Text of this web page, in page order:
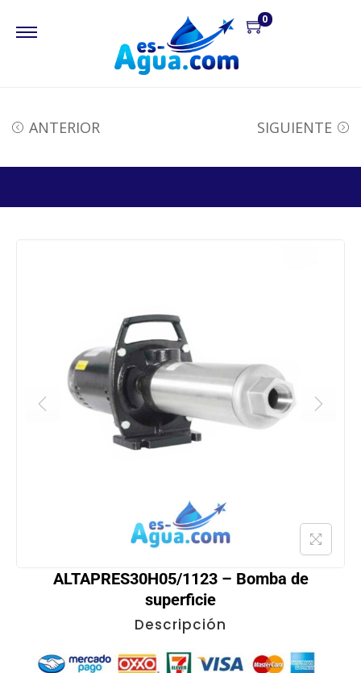
0
ANTERIOR SIGUIENTE
ALTAPRES30H05/1123 – Bomba de
superficie
Descripción